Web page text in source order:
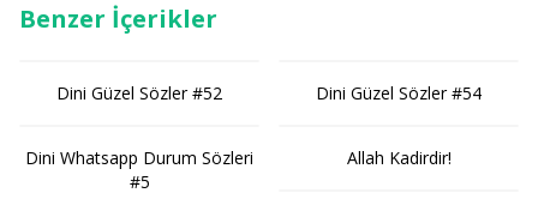
Benzer İçerikler
Dini Güzel Sözler #52
Dini Whatsapp Durum Sözleri
#5
Dini Güzel Sözler #54
Allah Kadirdir!